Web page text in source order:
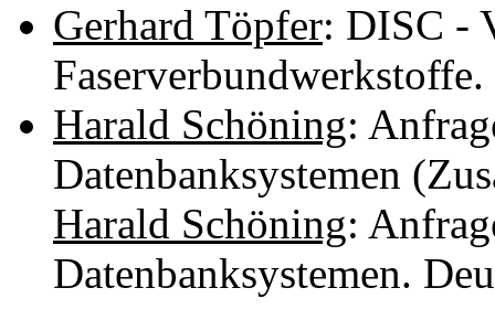
Gerhard Töpfer: DISC -
Harald Schöning:
Datenbanksystemen
Harald Schöning:
Datenbanksystemen.